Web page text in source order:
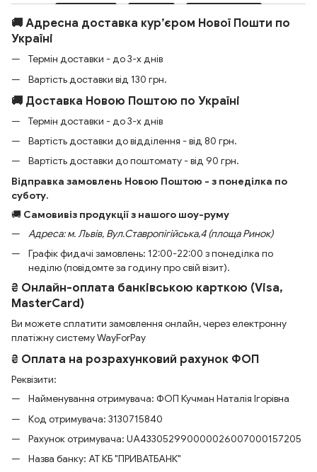
🚚 Адресна доставка кур’єром Нової Пошти по
Україні
Термін доставки - до 3-х днів
Вартість доставки від 130 грн.
🚚 Доставка Новою Поштою по Україні
Термін доставки - до 3-х днів
Вартість доставки до відділення - від 80 грн.
Вартість доставки до поштомату - від 90 грн.
Відправка замовлень Новою Поштою - з понеділка по
суботу.
🚚 Самовивіз продукції з нашого шоу-руму
Адреса: м. Львів, Вул.Ставропігійська,4 (площа Ринок)
Графік фидачі замовлень: 12:00-22:00 з понеділка по
неділю (повідомте за годину про свій візит).
₴ Онлайн-оплата банківською карткою (Visa,
MasterCard)
Ви можете сплатити замовлення онлайн, через електронну
платіжну систему WayForPay
₴ Оплата на розрахунковий рахунок ФОП
Реквізити:
Найменування отримувача: ФОП Кучман Наталія Ігорівна
Код отримувача: 3130715840
Рахунок отримувача: UA433052990000026007000157205
Назва банку: АТ КБ "ПРИВАТБАНК"